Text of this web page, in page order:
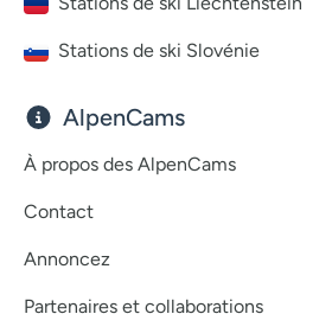
Stations de ski Slovénie
AlpenCams
À propos des AlpenCams
Contact
Annoncez
Partenaires et collaborations